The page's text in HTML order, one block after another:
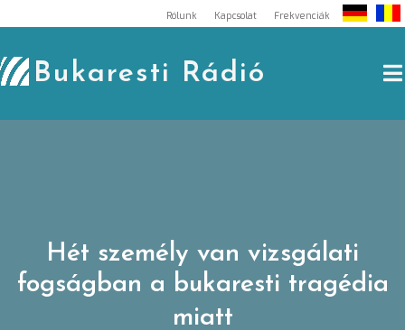
to
content
Rólunk Kapcsolat Frekvenciák
Bukaresti Rádió
Hét személy van vizsgálati
fogságban a bukaresti tragédia
miatt